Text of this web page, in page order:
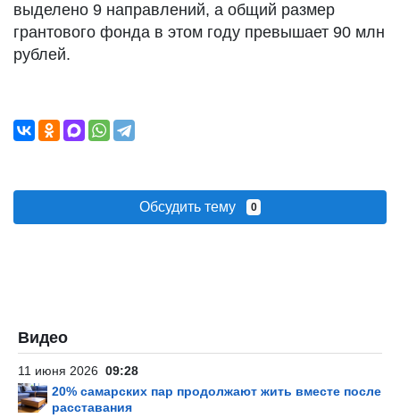
выделено 9 направлений, а общий размер
грантового фонда в этом году превышает 90 млн
рублей.
Обсудить тему 0
Видео
11 июня 2026 09:28
20% самарских пар продолжают жить вместе после
расставания